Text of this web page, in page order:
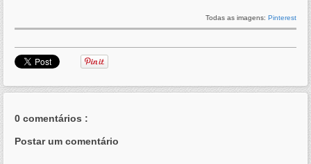
Todas as imagens: Pinterest
0 comentários :
Postar um comentário